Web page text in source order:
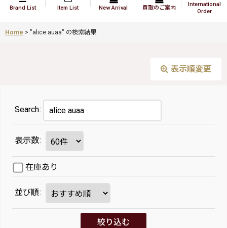
Brand List Item List New Arrival 買取のご案内
International
Order
Home > "alice auaa" の検索結果
表示順変更
Search:
表示数:
在庫あり
並び順:
絞り込む